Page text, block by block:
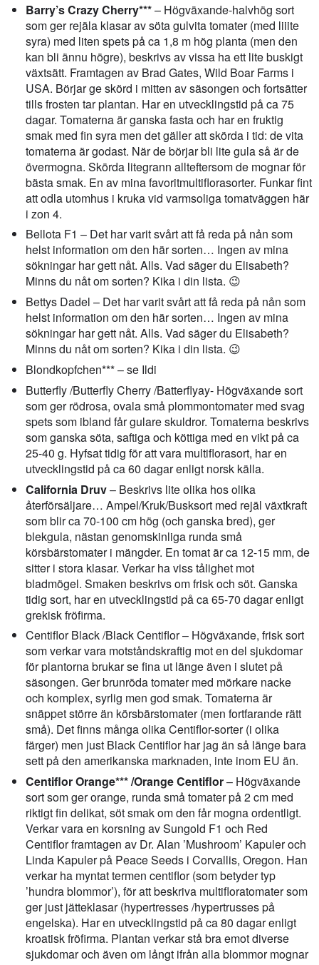
Barry’s Crazy Cherry***– Högväxande-halvhög sort
som ger rejäla klasar av söta gulvita tomater (med liiite
syra) med liten spets på ca 1,8 m hög planta (men den
kan bli ännu högre), beskrivs av vissa ha ett lite buskigt
växtsätt. Framtagen av Brad Gates, Wild Boar Farms i
USA. Börjar ge skörd i mitten av säsongen och fortsätter
tills frosten tar plantan. Har en utvecklingstid på ca 75
dagar. Tomaterna är ganska fasta och har en fruktig
smak med fin syra men det gäller att skörda i tid: de vita
tomaterna är godast. När de börjar bli lite gula så är de
övermogna. Skörda litegrann allteftersom de mognar för
bästa smak. En av mina favoritmultiflorasorter. Funkar fint
att odla utomhus i kruka vid varmsoliga tomatväggen här
i zon 4.
Bellota F1 – Det har varit svårt att få reda på nån som
helst information om den här sorten… Ingen av mina
sökningar har gett nåt. Alls. Vad säger du Elisabeth?
Minns du nåt om sorten? Kika i din lista. 😉
Bettys Dadel – Det har varit svårt att få reda på nån som
helst information om den här sorten… Ingen av mina
sökningar har gett nåt. Alls. Vad säger du Elisabeth?
Minns du nåt om sorten? Kika i din lista. 😉
Blondkopfchen*** – se Ildi
Butterfly /Butterfly Cherry /Batterflyay- Högväxande sort
som ger rödrosa, ovala små plommontomater med svag
spets som ibland får gulare skuldror. Tomaterna beskrivs
som ganska söta, saftiga och köttiga med en vikt på ca
25-40 g. Hyfsat tidig för att vara multiflorasort, har en
utvecklingstid på ca 60 dagar enligt norsk källa.
California Druv– Beskrivs lite olika hos olika
återförsäljare… Ampel/Kruk/Busksort med rejäl växtkraft
som blir ca 70-100 cm hög (och ganska bred), ger
blekgula, nästan genomskinliga runda små
körsbärstomater i mängder. En tomat är ca 12-15 mm, de
sitter i stora klasar. Verkar ha viss tålighet mot
bladmögel. Smaken beskrivs om frisk och söt. Ganska
tidig sort, har en utvecklingstid på ca 65-70 dagar enligt
grekisk fröfirma.
Centiflor Black /Black Centiflor – Högväxande, frisk sort
som verkar vara motståndskraftig mot en del sjukdomar
för plantorna brukar se fina ut länge även i slutet på
säsongen. Ger brunröda tomater med mörkare nacke
och komplex, syrlig men god smak. Tomaterna är
snäppet större än körsbärstomater (men fortfarande rätt
små). Det finns många olika Centiflor-sorter (i olika
färger) men just Black Centiflor har jag än så länge bara
sett på den amerikanska marknaden, inte inom EU än.
Centiflor Orange*** /Orange Centiflor– Högväxande
sort som ger orange, runda små tomater på 2 cm med
riktigt fin delikat, söt smak om den får mogna ordentligt.
Verkar vara en korsning av Sungold F1 och Red
Centiflor framtagen av Dr. Alan ’Mushroom’ Kapuler och
Linda Kapuler på Peace Seeds i Corvallis, Oregon. Han
verkar ha myntat termen centiflor (som betyder typ
’hundra blommor’), för att beskriva multifloratomater som
ger just jätteklasar (hypertresses /hypertrusses på
engelska). Har en utvecklingstid på ca 80 dagar enligt
kroatisk fröfirma. Plantan verkar stå bra emot diverse
sjukdomar och även om långt ifrån alla blommor mognar